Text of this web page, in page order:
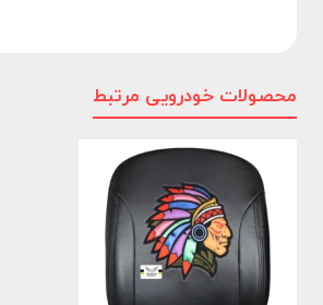
محصولات خودرویی مرتبط